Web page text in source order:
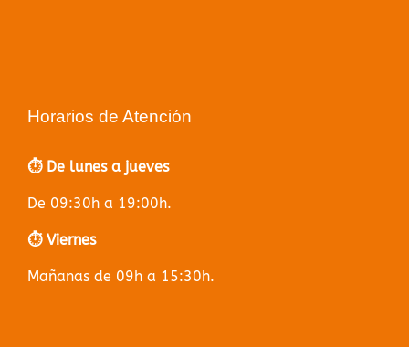
Horarios de Atención
⏱️ De lunes a jueves
De 09:30h a 19:00h.
⏱️ Viernes
Mañanas de 09h a 15:30h.